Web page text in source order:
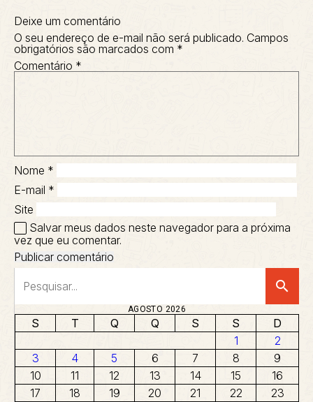
Deixe um comentário
O seu endereço de e-mail não será publicado. Campos
obrigatórios são marcados com *
Comentário *
Nome *
E-mail *
Site
Salvar meus dados neste navegador para a próxima
vez que eu comentar.
search
AGOSTO 2026
S T Q Q S S
D
1
2
3
4 5 6 7 8
9
10
11 12 13 14 15
16
17
18 19 20 21 22
23